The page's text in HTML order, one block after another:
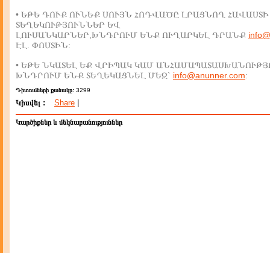
• ԵԹԵ ԴՈՒՔ ՈՒՆԵՔ ՍՈՒՅՆ ՀՈԴՎԱԾԸ ԼՐԱՑՆՈՂ ՀԱՎԱՍՏԻ
ՏԵՂԵԿՈՒԹՅՈՒՆՆԵՐ ԵՎ
ԼՈՒՍԱՆԿԱՐՆԵՐ,ԽՆԴՐՈՒՄ ԵՆՔ ՈՒՂԱՐԿԵԼ ԴՐԱՆՔ
ԷԼ. ՓՈՍՏԻՆ:
• ԵԹԵ ՆԿԱՏԵԼ ԵՔ ՎՐԻՊԱԿ ԿԱՄ
ԽՆԴՐՈՒՄ ԵՆՔ ՏԵՂԵԿԱՑՆԵԼ ՄԵԶ` info@anunner.com:
Դիտումների քանակը: 3299
Կիսվել : Share
Կարծիքներ և մեկնաբանություններ